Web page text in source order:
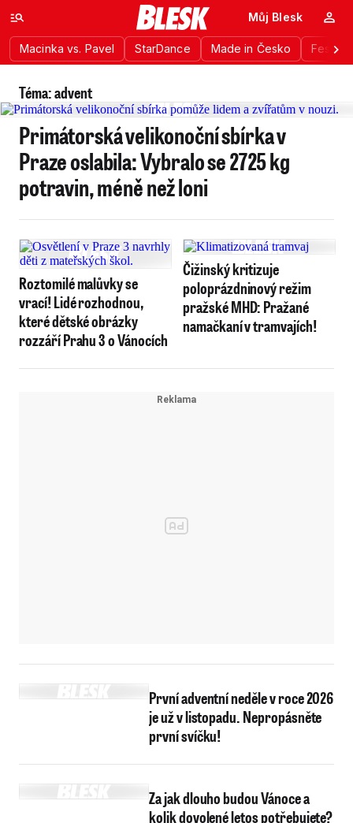
Macinka vs. Pavel StarDance Made in Česko
Můj Blesk
Téma: advent
Primátorská velikonoční sbírka v
Praze oslabila: Vybralo se 2725 kg
potravin, méně než loni
Roztomilé malůvky se
vrací! Lidé rozhodnou,
které dětské obrázky
rozzáří Prahu 3 o Vánocích
Čižinský kritizuje
poloprázdninový režim
pražské MHD: Pražané
namačkaní v tramvajích!
První adventní neděle v roce 2026
je už v listopadu. Nepropásněte
první svíčku!
Za jak dlouho budou Vánoce a
kolik dovolené letos potřebujete?